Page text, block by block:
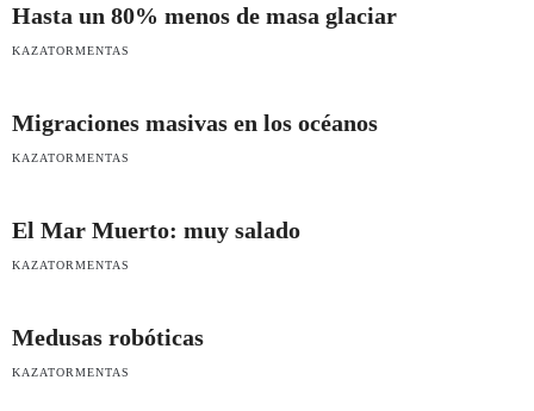
Hasta un 80% menos de masa glaciar
KAZATORMENTAS
Migraciones masivas en los océanos
KAZATORMENTAS
El Mar Muerto: muy salado
KAZATORMENTAS
Medusas robóticas
KAZATORMENTAS